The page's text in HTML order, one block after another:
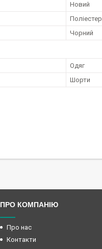
Новий
Поліестер
Чорний
Одяг
Шорти
ПРО КОМПАНІЮ
Про нас
Контакти